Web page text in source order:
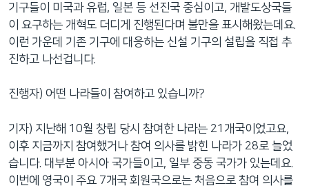
기구들이 미국과 유럽, 일본 등 선진국 중심이고, 개발도상국들
이 요구하는 개혁도 더디게 진행된다며 불만을 표시해왔는데요.
이런 가운데 기존 기구에 대응하는 신설 기구의 설립을 직접 추
진하고 나선겁니다.
진행자) 어떤 나라들이 참여하고 있습니까?
기자) 지난해 10월 창립 당시 참여한 나라는 21개국이었고요,
이후 지금까지 참여했거나 참여 의사를 밝힌 나라가 28로 늘었
습니다. 대부분 아시아 국가들이고, 일부 중동 국가가 있는데요.
이번에 영국이 주요 7개국 회원국으로는 처음으로 참여 의사를